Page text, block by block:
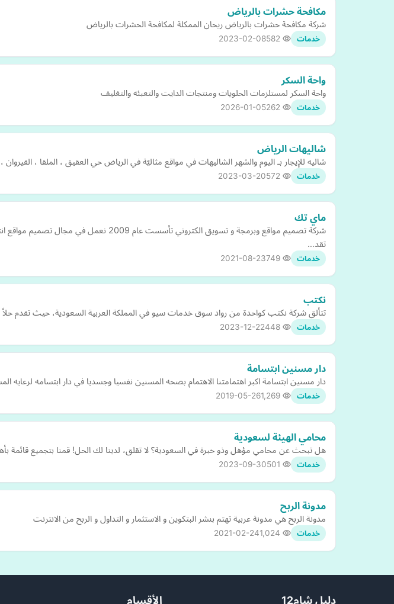
مكافحة حشرات بالرياض
شركة مكافحة حشرات بالرياض ريحان الممكلة لمكافحة الحشرات بالرياض
خدمات 2023-02-08
واحة السكر
واحة السكر لمستلزمات الحلويات ومنتجات الدايت والتعبئه والتغليف
خدمات 2026-01-05
شاليهات الرياض
شاليه للإيجار بـ اليوم والشهر الشاليهات في مواقع مثاليّة في الرياض حي العقيق ، الملقا ،
خدمات 2023-03-20
ماي تك
شركة تصميم مواقع وبرمجة و تسويق الكتروني
تقد…
خدمات 2021-08-23
نكتب
تتألق شركة نكتب كواحدة من رواد سوق خدمات سيو في المملكة العربية السعودية، حيث تقدم
خدمات 2023-12-22
دار مسنين ابتسامة
دار مسنين ابتسامة اكبر اهتمامتنا الاهتمام بصحه المسنين نفسيا وجسديا في دار ابتسامه لرعايه
خدمات 2019-05-26
محامي الهيئة لسعودية
هل تبحث عن محامي مؤهل وذو خبرة في السعودية؟ لا تقلق، لدينا لك الحل! قمنا بتجميع قائمة
خدمات 2023-09-30
مدونة الربح
مدونة الربح هي مدونة عربية تهتم بنشر البتكوين و الاستثمار و التداول و الربح من الانترنت
خدمات 2021-02-24
دليل شام12 الأقسام